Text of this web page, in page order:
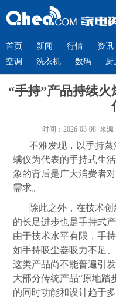
首页 新闻 行情 资讯
空调
洗衣机 数码 厨
“手持”产品持续
时间：2026-03-08 来
不难发现，以手持
螨仪为代表的手持式生活
象的背后是广大消费者
需求。
除此之外，在技术
的长足进步也是手持式
由于技术水平有限，手
如手持吸尘器吸力不足
这类产品尚不能普遍引
大部分传统产品“原地踏
的同时功能和设计趋于